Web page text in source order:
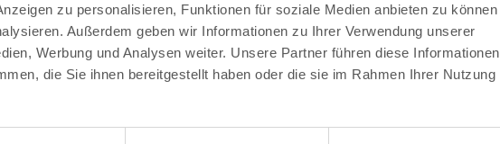
zu personalisieren, Funktionen für soziale Medien anbieten zu können
Außerdem geben wir Informationen zu Ihrer Verwendung unserer
Werbung und Analysen weiter. Unsere Partner führen diese Informationen
die Sie ihnen bereitgestellt haben oder die sie im Rahmen Ihrer Nutzung